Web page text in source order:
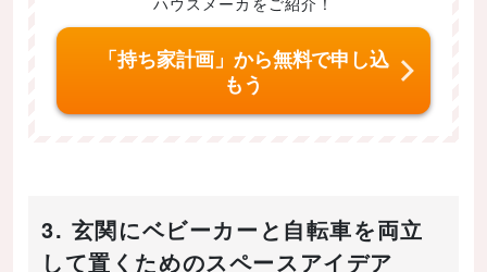
「持ち家計画」から無料で申し込
もう
3. 玄関にベビーカーと自転車を両立
して置くためのスペースアイデア